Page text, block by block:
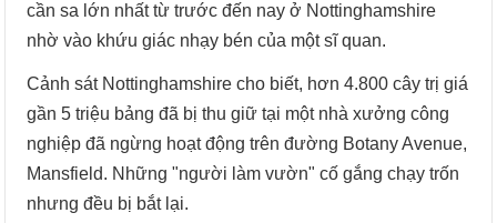
cần sa lớn nhất từ ​​trước đến nay ở Nottinghamshire
nhờ vào khứu giác nhạy bén của một sĩ quan.
Cảnh sát Nottinghamshire cho biết, hơn 4.800 cây trị giá
gần 5 triệu bảng đã bị thu giữ tại một nhà xưởng công
nghiệp đã ngừng hoạt động trên đường Botany Avenue,
Mansfield. Những "người làm vườn" cố gắng chạy trốn
nhưng đều bị bắt lại.